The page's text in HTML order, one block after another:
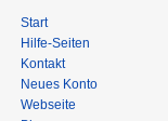
Start
Hilfe-Seiten
Kontakt
Neues Konto
Webseite